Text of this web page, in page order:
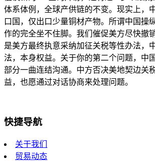
体系体例，全球产供链的不变。现实上，
口国，仅出口少量铜材产物。所谓中国操
作的完全坐不住脚。我们催促美方尽快撤
是美方最终执意采纳加征关税等性办法，
法，本身权益。关于你的第二个问题，中
部分一曲连结沟通。中方否决美地契边关
益，也愿通过对话协商来处理问题。
快捷导航
关于我们
贸易动态